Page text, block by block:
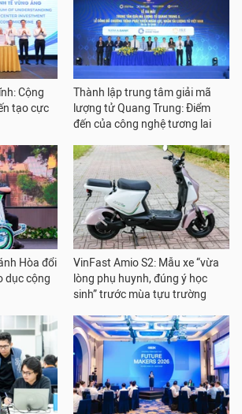
Cộng
tạo cực
Thành lập trung tâm giải mã
lượng tử Quang Trung: Điểm
đến của công nghệ tương lai
Hòa đổi
dục cộng
VinFast Amio S2: Mẫu xe “vừa
lòng phụ huynh, đúng ý học
sinh” trước mùa tựu trường